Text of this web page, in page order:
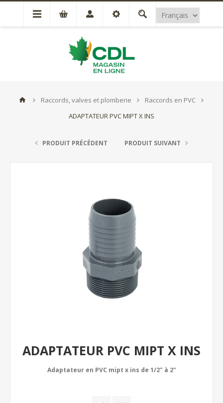
Raccords, valves et plomberie
Raccords en PVC
ADAPTATEUR PVC MIPT X INS
PRODUIT PRÉCÉDENT PRODUIT SUIVANT
ADAPTATEUR PVC MIPT X INS
Adaptateur en PVC mipt x ins de 1/2" à 2"